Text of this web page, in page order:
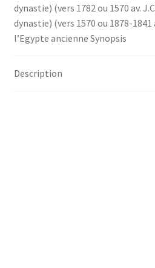
dynastie) (vers 1782 ou 1570 av.
dynastie) (vers 1570 ou 1878-1841
l’Egypte ancienne Synopsis
Description